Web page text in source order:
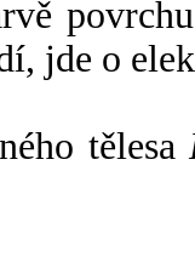
jde o
tělesa